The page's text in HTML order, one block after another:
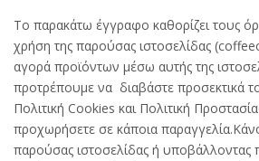
Το παρακάτω έγγραφο καθορίζει τους
χρήση της παρούσας ιστοσελίδας
αγορά προϊόντων μέσω αυτής της
προτρέπουμε να διαβάστε προσεκτικά
Πολιτική Cookies και Πολιτική
προχωρήσετε σε κάποια
παρούσας ιστοσελίδας ή υποβάλλοντας